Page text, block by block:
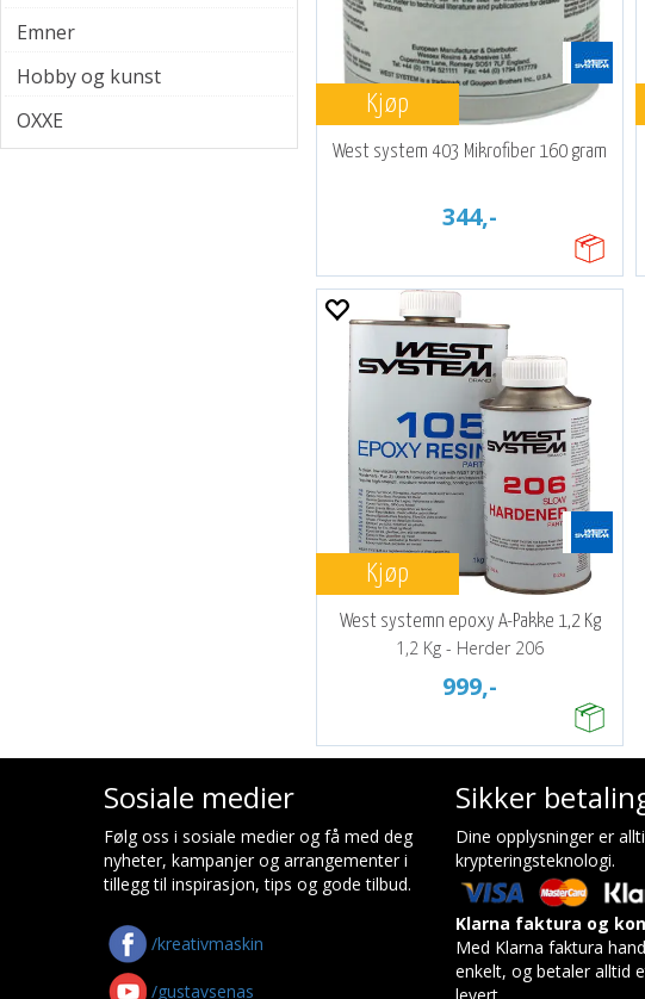
Emner
Hobby og kunst
OXXE
Kjøp
West system 403 Mikrofiber 160 gram
344,-
Kjøp
West systemn epoxy A-Pakke 1,2 Kg
1,2 Kg - Herder 206
999,-
Sosiale medier
Følg oss i sosiale medier og få med deg
nyheter, kampanjer og arrangementer i
tillegg til inspirasjon, tips og gode tilbud.
/kreativmaskin
/gustavsenas
Sikker
Dine opplysninger er
krypteringsteknologi.
Klarna faktura og
Med Klarna faktura
enkelt, og betaler alltid